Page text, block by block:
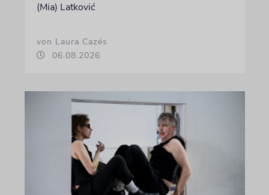
(Mia) Latković
von Laura Cazés
06.08.2026